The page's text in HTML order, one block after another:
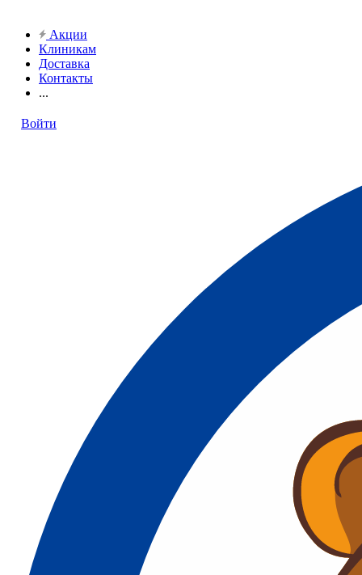
Акции
Клиникам
Доставка
Контакты
...
Войти